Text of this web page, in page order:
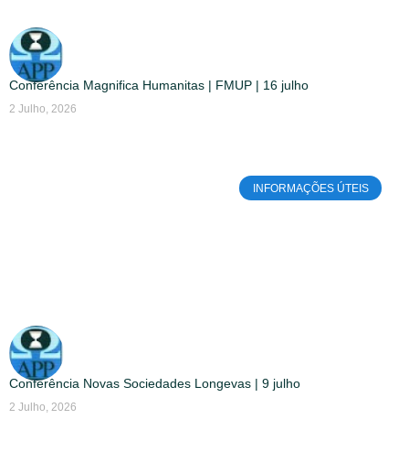
Conferência Magnifica Humanitas | FMUP | 16 julho
2 Julho, 2026
INFORMAÇÕES ÚTEIS
Conferência Novas Sociedades Longevas | 9 julho
2 Julho, 2026